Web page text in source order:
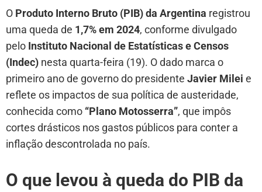
O Produto Interno Bruto (PIB) da Argentina registrou
uma queda de 1,7% em 2024, conforme divulgado
pelo Instituto Nacional de Estatísticas e Censos
(Indec) nesta quarta-feira (19). O dado marca o
primeiro ano de governo do presidente Javier Milei e
reflete os impactos de sua política de austeridade,
conhecida como “Plano Motosserra”, que impôs
cortes drásticos nos gastos públicos para conter a
inflação descontrolada no país.
O que levou à queda do PIB da